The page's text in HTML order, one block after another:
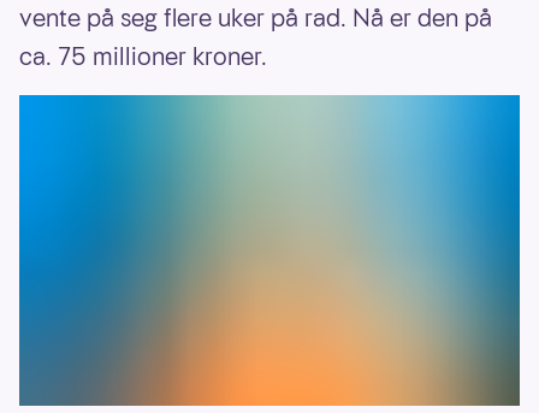
vente på seg flere uker på rad. Nå er den på
ca. 75 millioner kroner.